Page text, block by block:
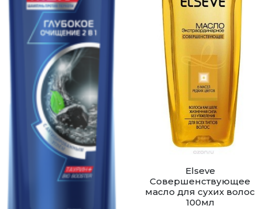
Elseve
Cовершенствующее
масло для сухих волос
100мл